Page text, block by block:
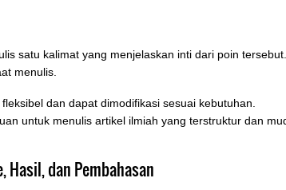
satu kalimat yang menjelaskan inti dari poin
menulis.
dan dapat dimodifikasi sesuai kebutuhan.
untuk menulis artikel ilmiah yang terstruktur dan
Hasil, dan Pembahasan